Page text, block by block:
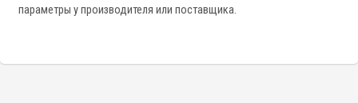
параметры у производителя или поставщика.